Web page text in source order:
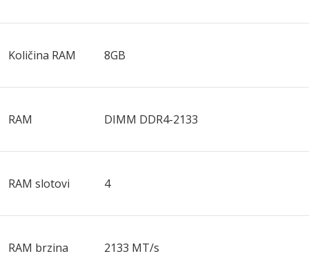
Količina RAM 8GB
RAM DIMM DDR4-2133
RAM slotovi 4
RAM brzina 2133 MT/s